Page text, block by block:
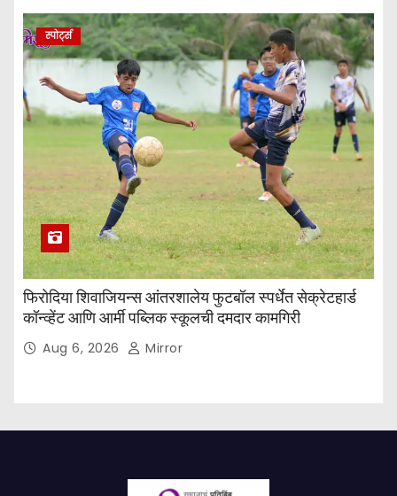
स्पोर्ट्स
फिरोदिया शिवाजियन्स आंतरशालेय फुटबॉल स्पर्धेत सेक्रेटहार्ड
कॉन्व्हेंट आणि आर्मी पब्लिक स्कूलची दमदार कामगिरी
Aug 6, 2026 Mirror